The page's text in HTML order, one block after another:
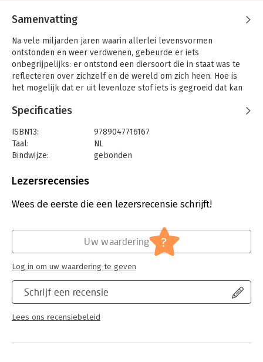
Samenvatting
Na vele miljarden jaren waarin allerlei levensvormen
ontstonden en weer verdwenen, gebeurde er iets
onbegrijpelijks: er ontstond een diersoort die in staat was te
reflecteren over zichzelf en de wereld om zich heen. Hoe is
het mogelijk dat er uit levenloze stof iets is gegroeid dat kan
geest kunnen voortkomen uit stof?
Het zijn vragen waarover filosofen van alle tijden – van Thales
tot Descartes, van Plato tot Rorty – zich het hoofd hebben
gebroken en waaraan een filosofisch specialisme is gewijd: de
droogkomische stijl die we van hem kennen, geeft Bert Keizer
lichaam: living apart together.
Specificaties
ISBN13:
9789047716167
Taal:
NL
Bindwijze:
gebonden
Druk:
Lezersrecensies
Wees de eerste die een lezersrecensie schrijft!
Schrijf een recensie
Lees ons recensiebeleid
Uw waardering ?
Log in om uw waardering te geven